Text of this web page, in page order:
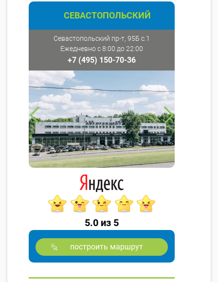
СЕВАСТОПОЛЬСКИЙ
Севастопольский пр-т, 95Б с.1
Ежедневно с 8:00 до 22:00
+7 (495) 150-70-36
5.0 из 5
построить маршрут